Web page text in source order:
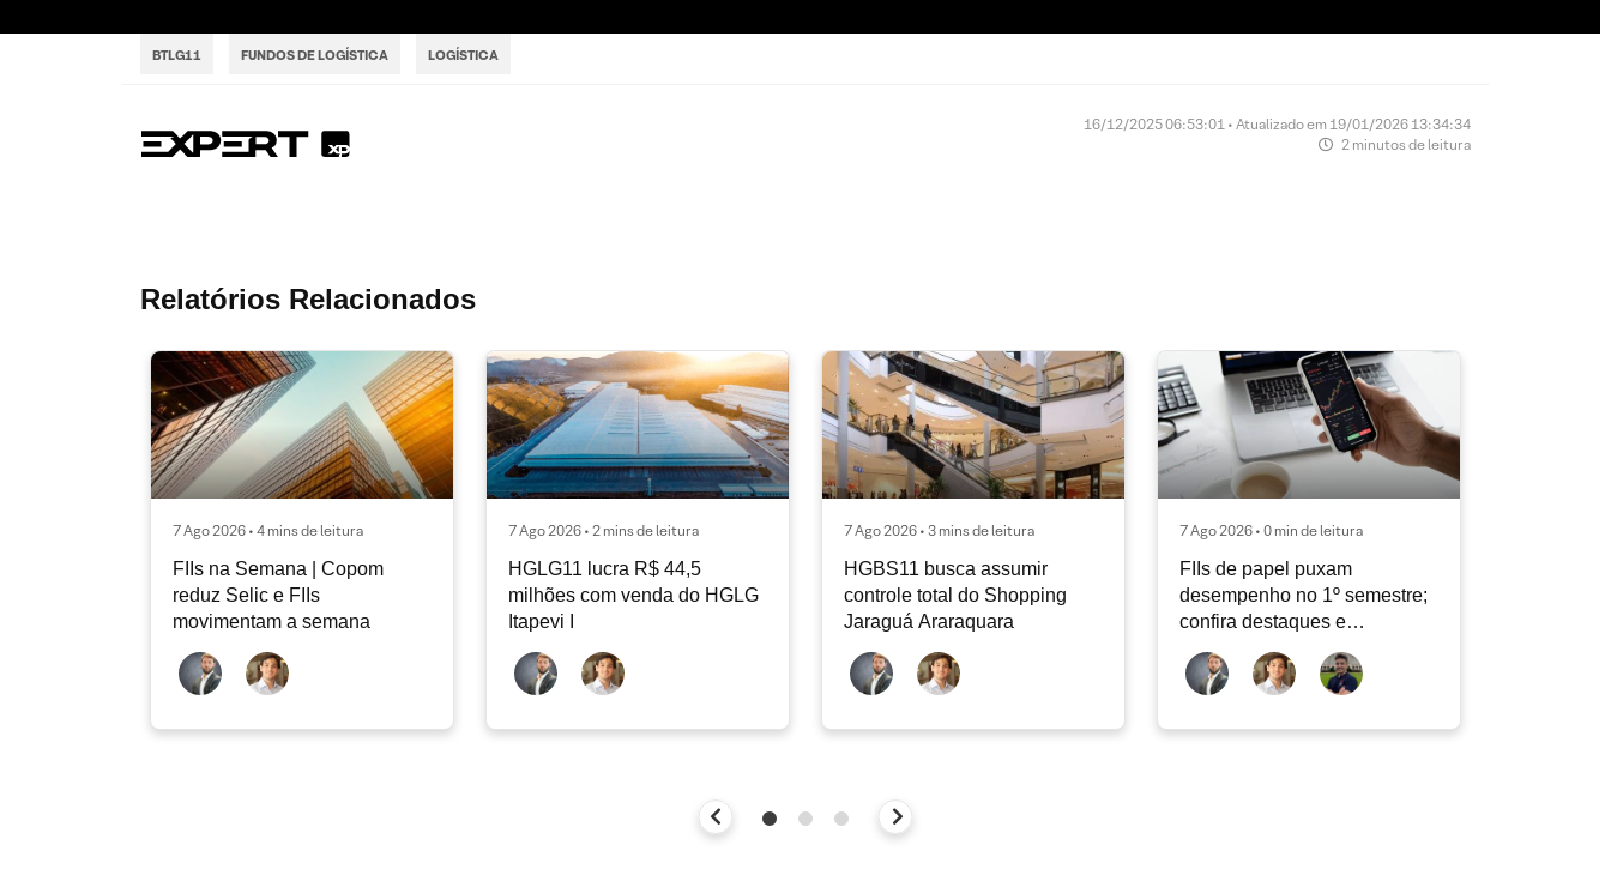
BTLG11 FUNDOS DE LOGÍSTICA LOGÍSTICA
16/12/2025 06:53:01 • Atualizado em 19/01/2026 13:34:34
2 minutos de leitura
Relatórios Relacionados
7 Ago 2026 • 4 mins de leitura
FIIs na Semana | Copom
reduz Selic e FIIs
movimentam a semana
7 Ago 2026 • 2 mins de leitura
HGLG11 lucra R$ 44,5
milhões com venda do HGLG
Itapevi I
7 Ago 2026 • 3 mins de leitura
HGBS11 busca assumir
controle total do Shopping
Jaraguá Araraquara
7 Ago 2026 • 0 min de leitura
FIIs de papel puxam
desempenho no 1º semestre;
confira destaques e
perspectivas